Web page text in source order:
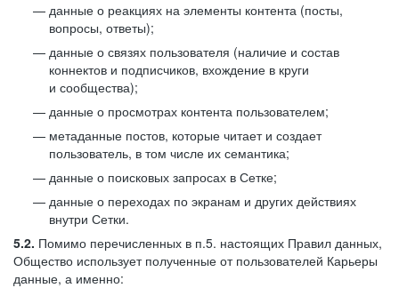
данные о реакциях на элементы контента (посты,
вопросы, ответы);
данные о связях пользователя (наличие и состав
коннектов и подписчиков, вхождение в круги
и сообщества);
данные о просмотрах контента пользователем;
метаданные постов, которые читает и создает
пользователь, в том числе их семантика;
данные о поисковых запросах в Сетке;
данные о переходах по экранам и других действиях
внутри Сетки.
5.2. Помимо перечисленных в п.5. настоящих Правил данных,
Общество использует полученные от пользователей Карьеры
данные, а именно: